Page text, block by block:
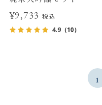
¥9,733税込
4.9（10）
1